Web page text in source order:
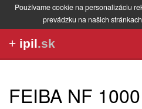
Používame cookie na personalizáciu
prevádzku na našich
+ ipil.sk
FEIBA NF 1000